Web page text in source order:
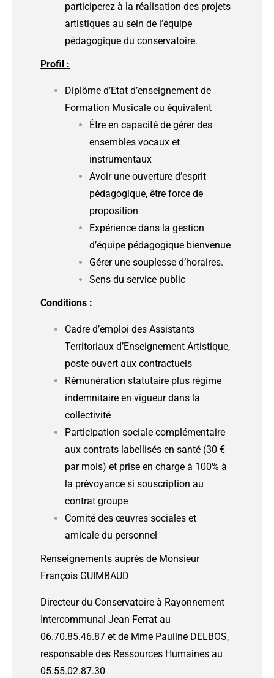
participerez à la réalisation des projets
artistiques au sein de l’équipe
pédagogique du conservatoire.
Profil :
Diplôme d’Etat d’enseignement de
Formation Musicale ou équivalent
Être en capacité de gérer des
ensembles vocaux et
instrumentaux
Avoir une ouverture d’esprit
pédagogique, être force de
proposition
Expérience dans la gestion
d’équipe pédagogique bienvenue
Gérer une souplesse d’horaires.
Sens du service public
Conditions :
Cadre d’emploi des Assistants
Territoriaux d’Enseignement Artistique,
poste ouvert aux contractuels
Rémunération statutaire plus régime
indemnitaire en vigueur dans la
collectivité
Participation sociale complémentaire
aux contrats labellisés en santé (30 €
par mois) et prise en charge à 100% à
la prévoyance si souscription au
contrat groupe
Comité des œuvres sociales et
amicale du personnel
Renseignements auprès de Monsieur
François GUIMBAUD
Directeur du Conservatoire à Rayonnement
Intercommunal Jean Ferrat au
06.70.85.46.87 et de Mme Pauline DELBOS,
responsable des Ressources Humaines au
05.55.02.87.30